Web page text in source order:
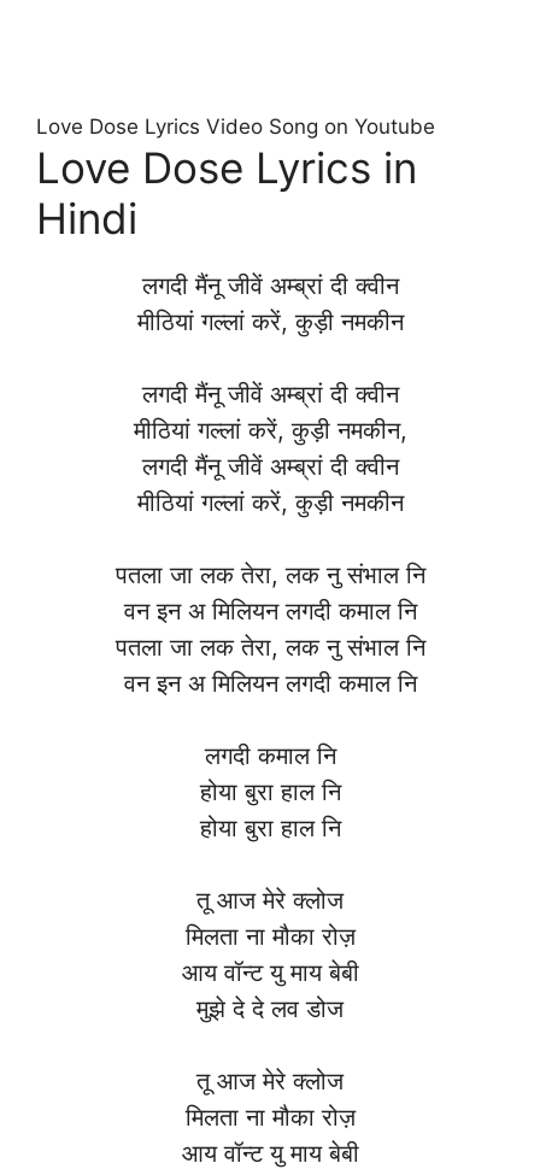
Love Dose Lyrics Video Song on Youtube
Love Dose Lyrics in
Hindi
लगदी मैंनू जीवें अम्ब्रां दी क्वीन
मीठियां गल्लां करें, कुड़ी नमकीन
लगदी मैंनू जीवें अम्ब्रां दी क्वीन
मीठियां गल्लां करें, कुड़ी नमकीन,
लगदी मैंनू जीवें अम्ब्रां दी क्वीन
मीठियां गल्लां करें, कुड़ी नमकीन
पतला जा लक तेरा, लक नु संभाल नि
वन इन अ मिलियन लगदी कमाल नि
पतला जा लक तेरा, लक नु संभाल नि
वन इन अ मिलियन लगदी कमाल नि
लगदी कमाल नि
होया बुरा हाल नि
होया बुरा हाल नि
तू आज मेरे क्लोज
मिलता ना मौका रोज़
आय वॉन्ट यु माय बेबी
मुझे दे दे लव डोज
तू आज मेरे क्लोज
मिलता ना मौका रोज़
आय वॉन्ट यु माय बेबी